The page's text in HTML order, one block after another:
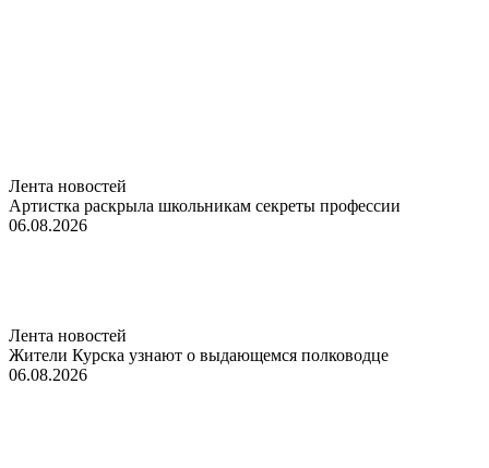
Лента новостей
Артистка раскрыла школьникам секреты профессии
06.08.2026
Лента новостей
Жители Курска узнают о выдающемся полководце
06.08.2026